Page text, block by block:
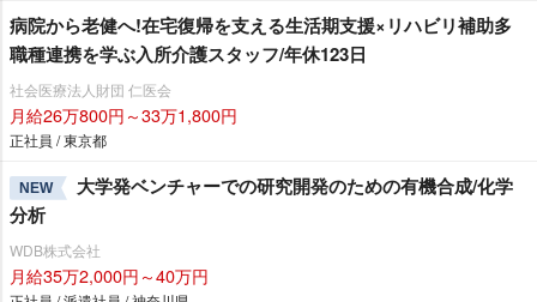
病院から老健へ!在宅復帰を支える生活期支援×リハビリ補助多
職種連携を学ぶ入所介護スタッフ/年休123日
社会医療法人財団 仁医会
月給26万800円～33万1,800円
正社員 / 東京都
NEW
大学発ベンチャーでの研究開発のための有機合成/化学
分析
WDB株式会社
月給35万2,000円～40万円